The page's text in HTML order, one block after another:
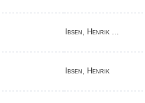
Ibsen, Henrik ...
Ibsen, Henrik